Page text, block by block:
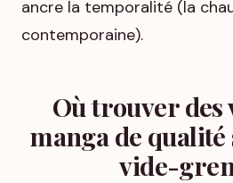
ancre la temporalité (la
contemporaine).
Où trouver des
manga de
vide-